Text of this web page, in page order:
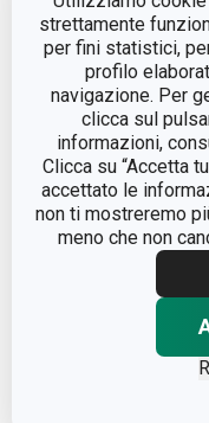
strettamente
per fini statistici,
profilo
navigazione. Per
clicca sul
informazioni,
Clicca su “Accetta
accettato le
non ti mostreremo
meno che non
MATERIALE
TIPO
COLORE
LAVAGGIO IN
DURATA DELLA